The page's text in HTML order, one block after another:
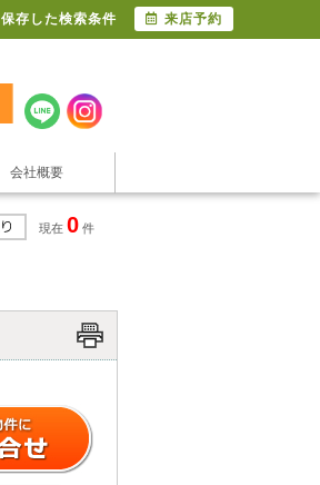
会社概要
現在 0 件
保存した検索条件 来店予約